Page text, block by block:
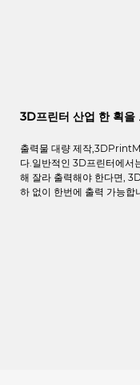
3D프린터 산업 한 획을
출력물 대량 제작,
다 일반적인 3D프린터에서
해 잘라 출력해야 한다면 ,
하 없이 한번에 출력 가능합